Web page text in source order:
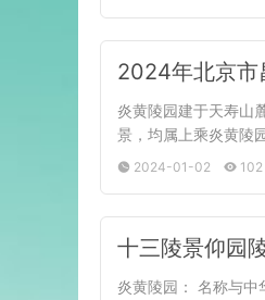
2024年北京市
炎黄陵园建于天寿山
景，均属上乘炎黄陵
2024-01-02 102
十三陵景仰园
炎黄陵园： 名称与中